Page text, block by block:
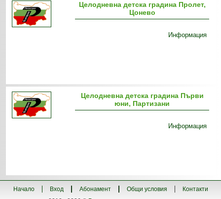
Целодневна детска градина Пролет,
Цонево
Информация
Целодневна детска градина Първи
юни, Партизани
Информация
Начало Вход Абонамент Общи условия
Контакти